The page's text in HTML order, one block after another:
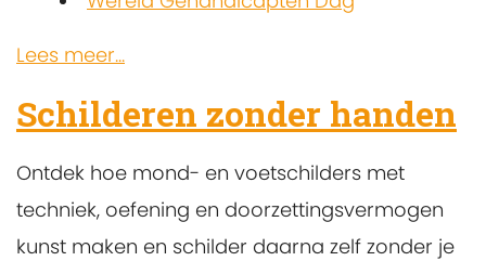
Lees meer...
Schilderen zonder handen
Ontdek hoe mond- en voetschilders met
techniek, oefening en doorzettingsvermogen
kunst maken en schilder daarna zelf zonder je